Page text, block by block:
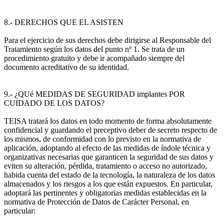
8.- DERECHOS QUE EL ASISTEN
Para el ejercicio de sus derechos debe dirigirse al Responsable del
Tratamiento según los datos del punto nº 1. Se trata de un
procedimiento gratuito y debe ir acompañado siempre del
documento acreditativo de su identidad.
9.- ¿QUé MEDIDAS DE SEGURIDAD implantes POR
CUIDADO DE LOS DATOS?
TEISA tratará los datos en todo momento de forma absolutamente
confidencial y guardando el preceptivo deber de secreto respecto de
los mismos, de conformidad con lo previsto en la normativa de
aplicación, adoptando al efecto de las medidas de índole técnica y
organizativas necesarias que garanticen la seguridad de sus datos y
eviten su alteración, pérdida, tratamiento o acceso no autorizado,
habida cuenta del estado de la tecnología, la naturaleza de los datos
almacenados y los riesgos a los que están expuestos. En particular,
adoptará las pertinentes y obligatorias medidas establecidas en la
normativa de Protección de Datos de Carácter Personal, en
particular: